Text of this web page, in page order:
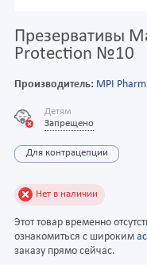
Презервативы
Protection №10
Производитель: MPI
Детям
Запрещено
Для контрацепции
Нет в наличии
Этот товар временно
ознакомиться с широким
заказу прямо сейчас.